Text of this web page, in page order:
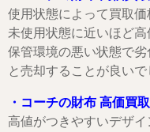
使用状態によって買取価
未使用状態に近いほど高
保管環境の悪い状態で
と売却することが良いで
・コーチの財布 高価買
高値がつきやすいデザイ